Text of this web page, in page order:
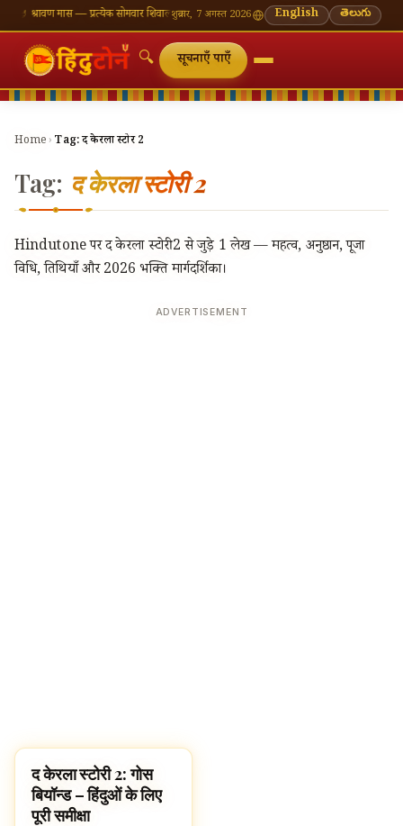
🪔 श्रावण मास — प्रत्येक सोमवार शिवालय दर्शन का महत्व🌸 गणेश चतुर्थी — भाद्रपद शुक्ल चतुर्थी⛩
शुक्रवार, 7 अगस्त 2026 English తెలుగు
🔍 सूचनाएँ पाएँ
Home › Tag:द केरला स्टोरी 2
Tag: द केरला स्टोरी 2
Hindutone पर द केरला स्टोरी 2 से जुड़े 1 लेख — महत्व, अनुष्ठान, पूजा
विधि, तिथियाँ और 2026 भक्ति मार्गदर्शिका।
ADVERTISEMENT
NEWS
द केरला स्टोरी 2: गोस
बियॉन्ड – हिंदुओं के लिए
पूरी समीक्षा